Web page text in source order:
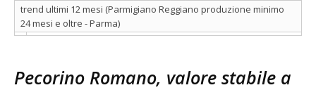
trend ultimi 12 mesi (Parmigiano Reggiano produzione minimo
24 mesi e oltre - Parma)
Pecorino Romano, valore stabile a